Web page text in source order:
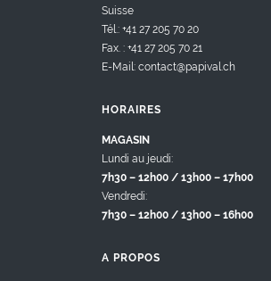
Suisse
Tél.: +41 27 205 70 20
Fax. : +41 27 205 70 21
E-Mail: contact@papival.ch
HORAIRES
MAGASIN
Lundi au jeudi:
7h30 – 12h00 / 13h00 – 17h00
Vendredi:
7h30 – 12h00 / 13h00 – 16h00
A PROPOS